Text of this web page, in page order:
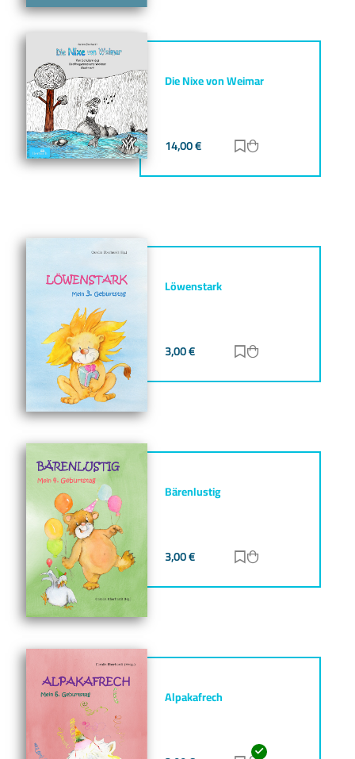
Die Nixe von Weimar
14,00€ Zur Merkliste
Löwenstark
3,00€ Zur Merkliste
Bärenlustig
3,00€ Zur Merkliste
Alpakafrech